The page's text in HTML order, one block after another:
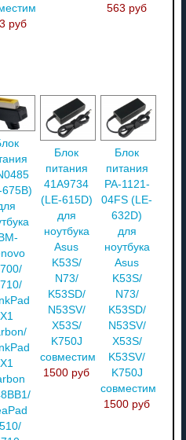
руб
563 руб
IBM-
X1
X1
Блок
питания
41A9734
(LE-615D)
для
ноутбука
Asus
K53S/
N73/
K53SD/
N53SV/
X53S/
K750J
совместимый
1500 руб
Блок
питания
PA-1121-
04FS (LE-
632D)
для
ноутбука
Asus
K53S/
N73/
K53SD/
N53SV/
X53S/
K53SV/
K750J
совместимый
1500 руб